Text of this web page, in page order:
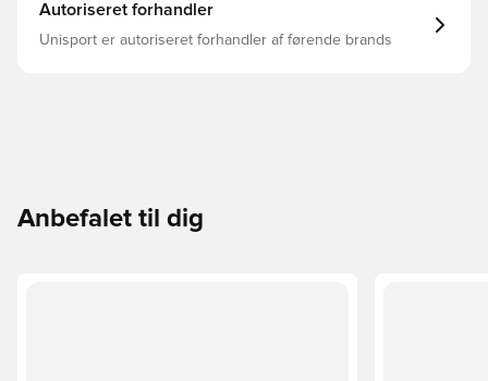
Autoriseret forhandler
Unisport er autoriseret forhandler af førende brands
Anbefalet til dig